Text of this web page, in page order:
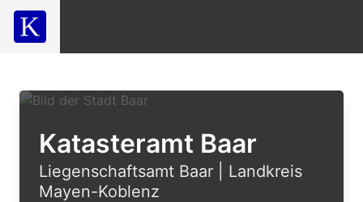
Katasteramt Baar
Liegenschaftsamt Baar | Landkreis
Mayen-Koblenz